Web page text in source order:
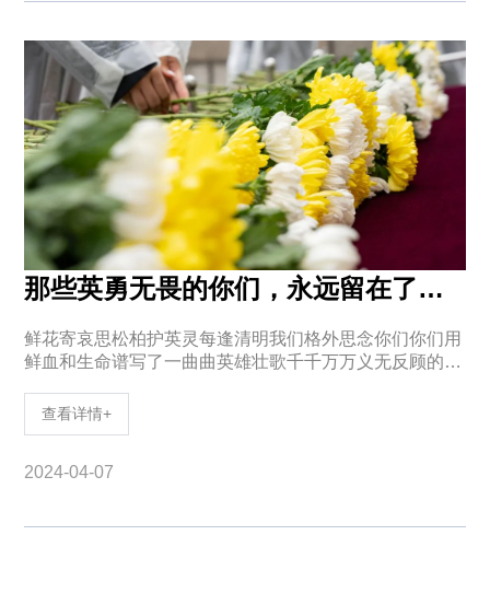
那些英勇无畏的你们，永远留在了历史的天空……（转）
鲜花寄哀思松柏护英灵每逢清明我们格外思念你们你们用
鲜血和生命谱写了一曲曲英雄壮歌千千万万义无反顾的身
在哈尔滨市道外区长青公园，人们在东北抗日暨爱
查看详情+
2024-04-07